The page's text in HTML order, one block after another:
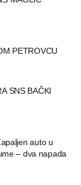
PETROVCU
SNS BAČKI
auto u
– dva napada